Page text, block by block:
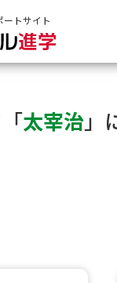
トサイト
太宰治」